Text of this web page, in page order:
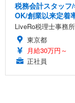
税務会計スタッフ
OK/創業以来定着
LiveRo税理士事務所
東京都
月給30万円～
正社員